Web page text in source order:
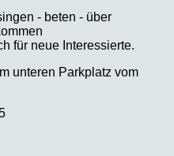
- beten - über
für neue Interessierte.
unteren Parkplatz vom